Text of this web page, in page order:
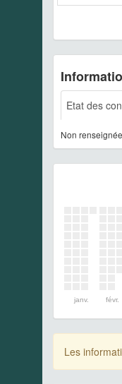
Etat des
Non
janv. févr.
Les